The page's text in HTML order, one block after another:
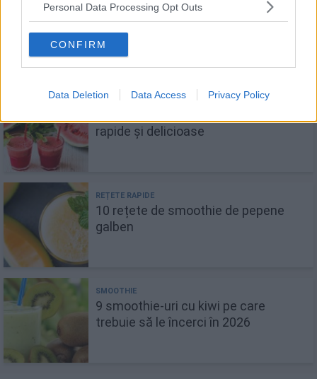
Personal Data Processing Opt Outs
CONFIRM
Data Deletion Data Access Privacy Policy
Limonadă de ananas – băutura
tropicală pe care o vei adora
rapide și delicioase
10 rețete de smoothie de pepene
galben
9 smoothie-uri cu kiwi pe care
trebuie să le încerci în 2026